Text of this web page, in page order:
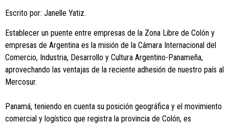
Escrito por: Janelle Yatiz.
Establecer un puente entre empresas de la Zona Libre de Colón y
empresas de Argentina es la misión de la Cámara Internacional del
Comercio, Industria, Desarrollo y Cultura Argentino-Panameña,
aprovechando las ventajas de la reciente adhesión de nuestro país al
Mercosur.
Panamá, teniendo en cuenta su posición geográfica y el movimiento
comercial y logístico que registra la provincia de Colón, es